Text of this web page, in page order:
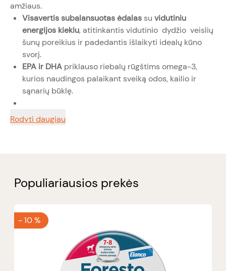
amžiaus.
Visavertis subalansuotas ėdalas su vidutiniu
energijos kiekiu, atitinkantis vidutinio dydžio veislių
šunų poreikius ir padedantis išlaikyti idealų kūno
svorį.
EPA ir DHA priklauso riebalų rūgštims omega-3,
kurios naudingos palaikant sveiką odos, kailio ir
sąnarių būklę.
Rodyti daugiau
Populiariausios prekės
-10 %